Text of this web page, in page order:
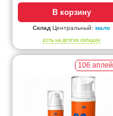
В корзину
Склад Центральный: мало
ЕСТЬ НА ДРУГИХ СКЛАДАХ
106 аплей